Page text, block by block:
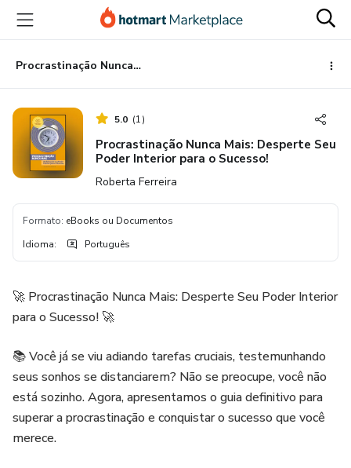
para
conteúdo
principal
para
pagamento
para
rodapé
Procrastinação Nunca Mais: Desperte Seu Poder Interior para o Sucesso!
5.0 (1)
Procrastinação Nunca Mais: Desperte Seu
Poder Interior para o Sucesso!
Roberta Ferreira
Formato: eBooks ou Documentos
Idioma: Português
🚀 Procrastinação Nunca Mais: Desperte Seu Poder Interior
para o Sucesso! 🚀
📚 Você já se viu adiando tarefas cruciais, testemunhando
seus sonhos se distanciarem? Não se preocupe, você não
está sozinho. Agora, apresentamos o guia definitivo para
superar a procrastinação e conquistar o sucesso que você
merece.